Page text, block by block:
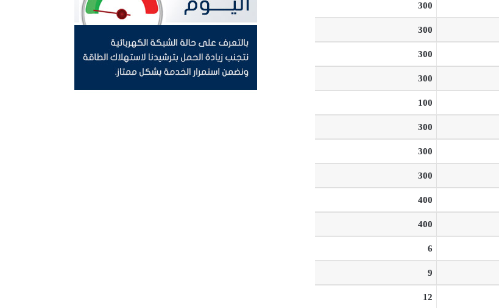
300
300
300
300
100
300
300
300
400
400
6
9
12